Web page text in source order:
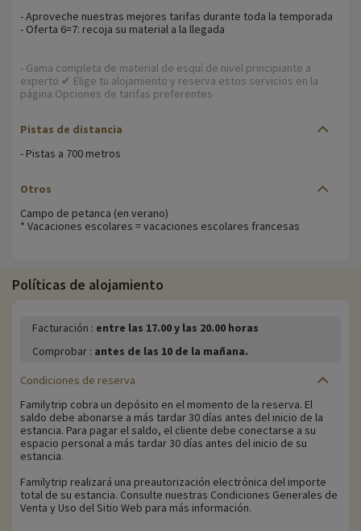
- Aproveche nuestras mejores tarifas durante toda la temporada
- Oferta 6=7: recoja su material a la llegada
- Gama completa de material de esquí de nivel principiante a
experto ✔ Elige tu alojamiento y reserva estos servicios en la
página Opciones de tarifas preferentes
Pistas de distancia
- Pistas a 700 metros
Otros
Campo de petanca (en verano)
* Vacaciones escolares = vacaciones escolares francesas
Políticas de alojamiento
Facturación : entre las 17.00 y las 20.00 horas
Comprobar : antes de las 10 de la mañana.
Condiciones de reserva
Familytrip cobra un depósito en el momento de la reserva. El
saldo debe abonarse a más tardar 30 días antes del inicio de la
estancia. Para pagar el saldo, el cliente debe conectarse a su
espacio personal a más tardar 30 días antes del inicio de su
estancia.
Familytrip realizará una preautorización electrónica del importe
total de su estancia. Consulte nuestras Condiciones Generales de
Venta y Uso del Sitio Web para más información.